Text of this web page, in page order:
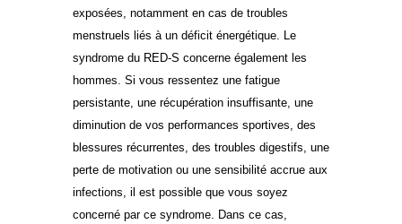
exposées, notamment en cas de troubles
menstruels liés à un déficit énergétique. Le
syndrome du RED-S concerne également les
hommes. Si vous ressentez une fatigue
persistante, une récupération insuffisante, une
diminution de vos performances sportives, des
blessures récurrentes, des troubles digestifs, une
perte de motivation ou une sensibilité accrue aux
infections, il est possible que vous soyez
concerné par ce syndrome. Dans ce cas,